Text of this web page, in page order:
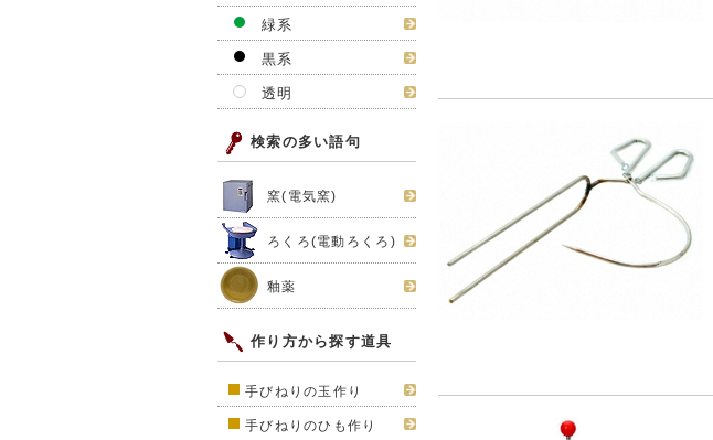
緑系
黒系
透明
検索の多い語句
窯(電気窯)
ろくろ(電動ろくろ)
釉薬
作り方から探す道具
手びねりの玉作り
手びねりのひも作り